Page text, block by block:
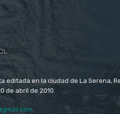
editada en la ciudad de La Serena,
de abril de 2010.